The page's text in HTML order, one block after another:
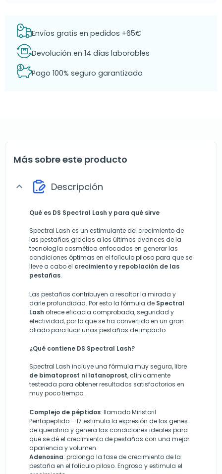
Envíos gratis en pedidos +65€
Devolución en 14 días laborables
Pago 100% seguro garantizado
Más sobre este producto
expand_more Descripción
Qué es DS Spectral Lash y para qué sirve
Spectral Lash es un estimulante del crecimiento de
las pestañas gracias a los últimos avances de la
tecnología cosmética enfocados en generar las
condiciones óptimas en el folículo piloso para que se
lleve a cabo el crecimiento y repoblación de las
pestañas.
Las pestañas contribuyen a resaltar la mirada y
darle profundidad. Por esto la fórmula de Spectral
Lash ofrece eficacia comprobada, seguridad y
efectividad, por lo que se ha convertido en un gran
aliado para lucir unas pestañas de impacto.
¿Qué contiene DS Spectral Lash?
Spectral Lash incluye una fórmula muy segura, libre
de bimatoprost ni latanoprost, clínicamente
testeada para obtener resultados satisfactorios en
muy poco tiempo.
Complejo de péptidos: llamado Miristoril
Pentapeptido – 17 estimula la expresión de los genes
de queratina y genera las condiciones ideales para
que se dé el crecimiento de pestañas con una mejor
apariencia y volumen.
Adenosina: prolonga la fase de crecimiento de la
pestaña en el folículo piloso. Engrosa y estimula el